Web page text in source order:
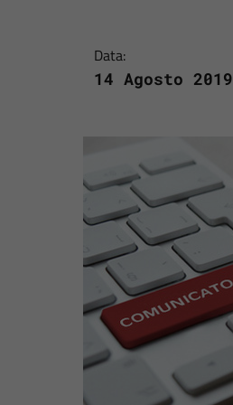
Data:
14 Agosto 2019